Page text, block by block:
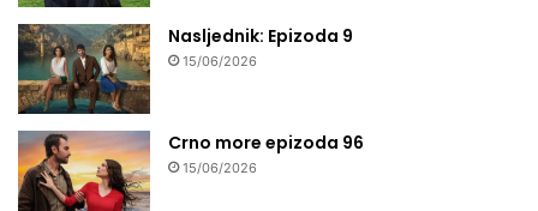
Nasljednik: Epizoda 9
15/06/2026
Crno more epizoda 96
15/06/2026